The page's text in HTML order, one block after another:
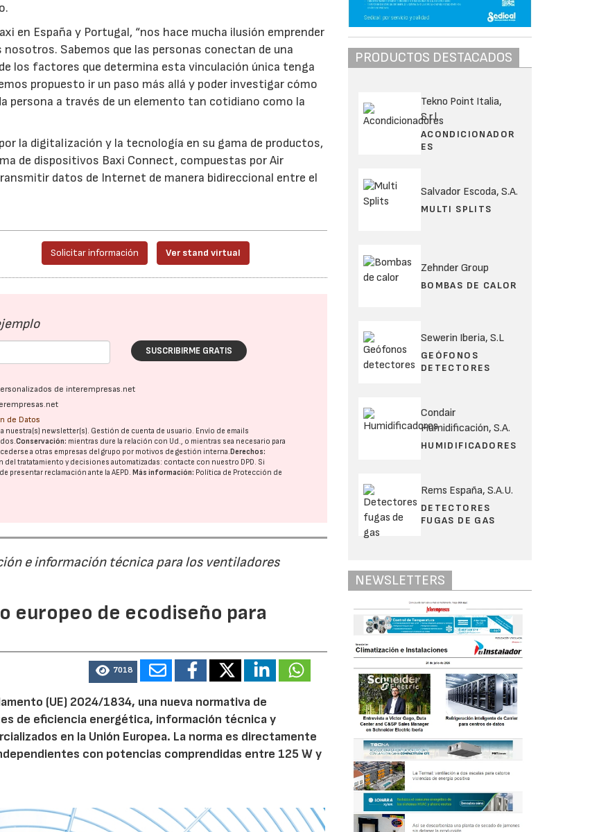
en España y Portugal, “nos hace mucha ilusión emprender
Sabemos que las personas conectan de una
los factores que determina esta vinculación única tenga
propuesto ir un paso más allá y poder investigar cómo
persona a través de un elemento tan cotidiano como la
la digitalización y la tecnología en su gama de productos,
de dispositivos Baxi Connect, compuestas por Air
datos de Internet de manera bidireccional entre el
Solicitar información Ver stand virtual
SUSCRIBIRME GRATIS
de interempresas.net
de Datos
nuestra(s) newsletter(s). Gestión de cuenta de usuario. Envío de emails
Conservación: mientras dure la relación con Ud., o mientras sea necesario para
a otras empresas del grupo por motivos de gestión interna. Derechos:
tratatamiento y decisiones automatizadas: contacte con nuestro DPD. Si
presentar reclamación ante laAEPD. Más información: Política de Protección de
e información técnica para los ventiladores
europeo de ecodiseño para
7018
(UE) 2024/1834, una nueva normativa de
de eficiencia energética, información técnica y
en la Unión Europea. La norma es directamente
con potencias comprendidas entre 125 W y
PRODUCTOS DESTACADOS
Tekno Point Italia,
S.r.l.
ACONDICIONADOR
ES
Salvador Escoda, S.A.
MULTI SPLITS
Zehnder Group
BOMBAS DE CALOR
Sewerin Iberia, S.L
GEÓFONOS
DETECTORES
Condair
Humidificación, S.A.
HUMIDIFICADORES
Rems España, S.A.U.
DETECTORES
FUGAS DE GAS
NEWSLETTERS